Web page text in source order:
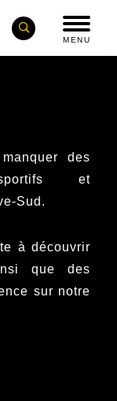
MENU
des
et
Sud.
à découvrir
que des
sur notre